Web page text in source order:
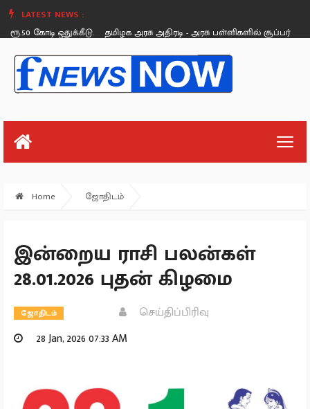
LATEST NEWS :
கோடி ஒதுக்கீடு.
தமிழக அரசு அதிரடி - அரசு பள்ளிகளில் சூப்பர்
Saturday, August 26
Home ஜோதிடம்
இன்றைய ராசி பலன்கள்
28.01.2026 புதன் கிழமை
ஜோதிடம்
செய்திப்பிரிவு
28 Jan, 2026 07:33 AM